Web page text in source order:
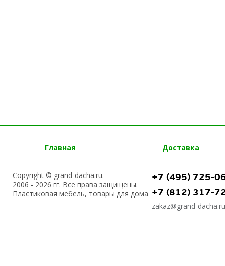
Главная Доставка
Copyright © grand-dacha.ru.
2006 - 2026 гг. Все права защищены.
Пластиковая мебель, товары для дома
+7 (495) 725-
+7 (812) 317-
zakaz@grand-dacha.ru